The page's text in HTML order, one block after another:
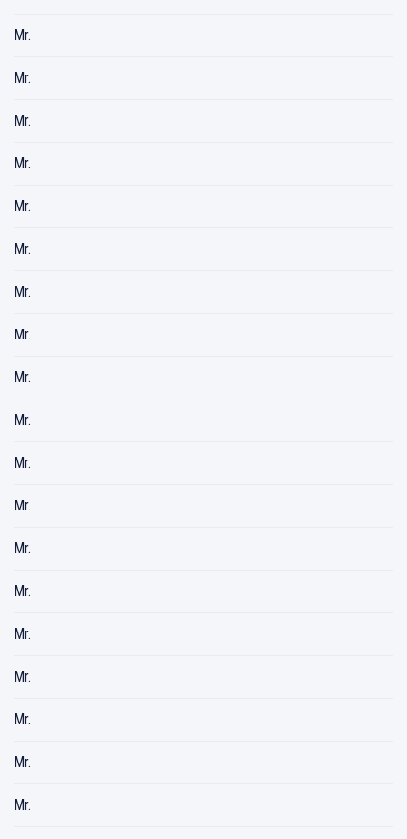
Mr.
Mr.
Mr.
Mr.
Mr.
Mr.
Mr.
Mr.
Mr.
Mr.
Mr.
Mr.
Mr.
Mr.
Mr.
Mr.
Mr.
Mr.
Mr.